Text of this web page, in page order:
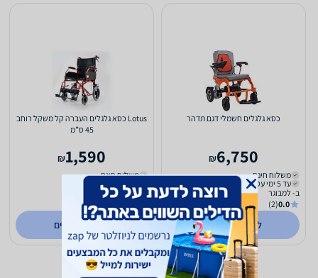
כסא גלגלים חשמלי דגם תדהר
6,750
₪
משלוח חינם
עד 5 ימי עסקים
ב- למבוגר
0.0
(2)
לפרטים נוספים
Lotus כסא גלגלים העברה קל משקל רוחב
45 ס”מ
1,590
₪
משלוח חינם
אספקה: באתר
ב- טבע החיים
לפרטים נוספים